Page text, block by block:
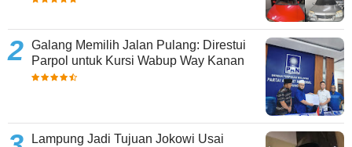
Galang Memilih Jalan Pulang: Direstui
Parpol untuk Kursi Wabup Way Kanan
Lampung Jadi Tujuan Jokowi Usai